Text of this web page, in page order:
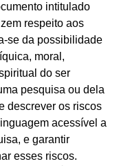
intitulado
respeito aos
se da possibilidade
moral,
do ser
pesquisa ou dela
descrever os riscos
acessível a
e garantir
esses riscos.